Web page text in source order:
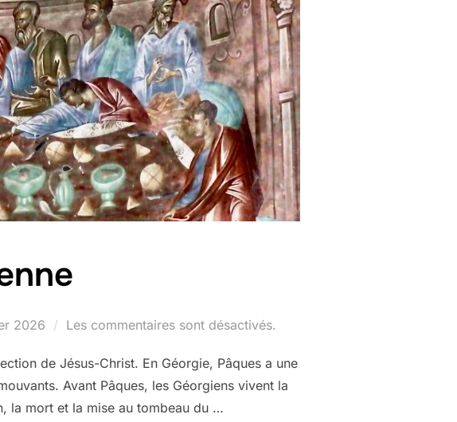
2026 Les commentaires sont désactivés.
de Jésus-Christ. En Géorgie, Pâques a une
Avant Pâques, les Géorgiens vivent la
la mort et la mise au tombeau du …